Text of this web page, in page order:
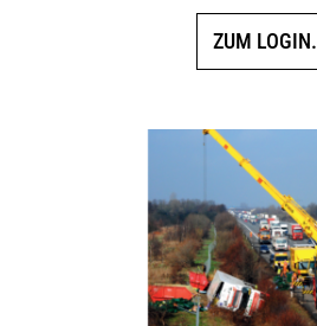
ZUM LOGIN.